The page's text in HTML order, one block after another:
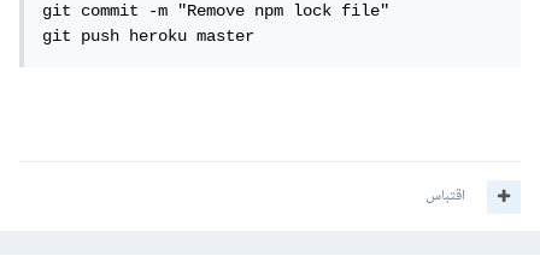
git commit -m "Remove npm lock file"
git push heroku master
اقتباس